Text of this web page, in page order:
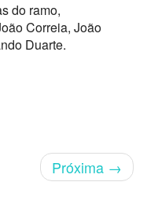
do ramo,
Correia, João
Duarte.
Próxima →